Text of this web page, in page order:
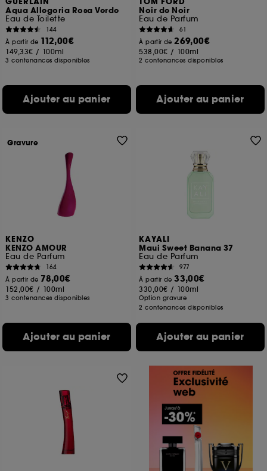
Aqua Allegoria Rosa Verde
Eau de Toilette
144
À partir de 112,00€
149,33€ / 100ml
3 contenances disponibles
Ajouter au panier
Noir de Noir
Eau de Parfum
61
À partir de269,00€
538,00€ / 100ml
2 contenances disponibles
Ajouter au panier
KENZO
KENZO AMOUR
Eau de Parfum
164
À partir de 78,00€
152,00€ / 100ml
3 contenances disponibles
Ajouter au panier
Gravure
KAYALI
Maui Sweet Banana 37
Eau de Parfum
977
À partir de33,00€
330,00€ / 100ml
Option gravure
2 contenances disponibles
Ajouter au panier